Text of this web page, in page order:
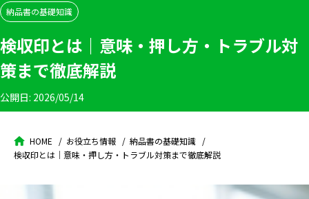
納品書の基礎知識
検収印とは｜意味・押し方・トラブル対
策まで徹底解説
公開日: 2026/05/14
HOME お役立ち情報
納品書の基礎知識
検収印とは｜意味・押し方・トラブル対策まで徹底解説